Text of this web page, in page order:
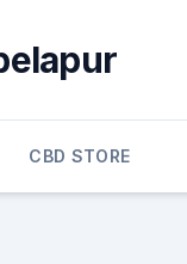
CBD STORE